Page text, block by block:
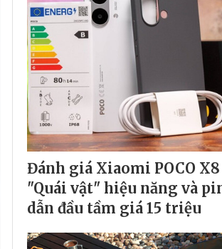
Đánh giá Xiaomi POCO
"Quái vật" hiệu năng và
dẫn đầu tầm giá 15 triệu